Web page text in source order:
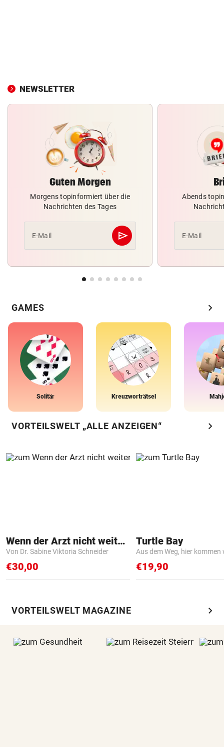
NEWSLETTER
Guten Morgen
Morgens topinformiert über die
Nachrichten des Tages
E-Mail send
Abschicken
Abends
E-Mail
GAMES chevron_right
Solitär Kreuzworträtsel
VORTEILSWELT „ALLE ANZEIGEN“ chevron_right
Wenn der Arzt nicht weiter weiß
Von Dr. Sabine Viktoria Schneider
€30,00
Turtle Bay
Aus dem Weg, hier kommen
€19,90
VORTEILSWELT MAGAZINE chevron_right